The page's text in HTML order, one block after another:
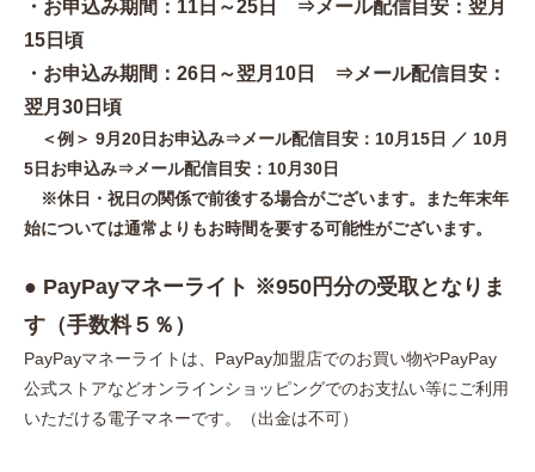
・お申込み期間：11日～25日 ⇒メール配信目安：翌月
15日頃
・お申込み期間：26日～翌月10日 ⇒メール配信目安：
翌月30日頃
＜例＞ 9月20日お申込み⇒メール配信目安：10月15日 ／ 10月
5日お申込み⇒メール配信目安：10月30日
※休日・祝日の関係で前後する場合がございます。また年末年
始については通常よりもお時間を要する可能性がございます。
● PayPayマネーライト ※950円分の受取となりま
す（手数料５％）
PayPayマネーライトは、PayPay加盟店でのお買い物やPayPay
公式ストアなどオンラインショッピングでのお支払い等にご利用
いただける電子マネーです。（出金は不可）